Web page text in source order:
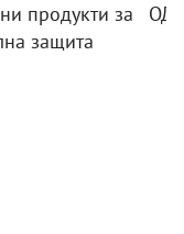
продукти за
защита